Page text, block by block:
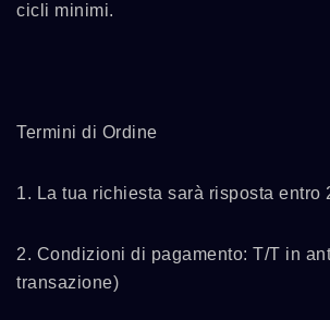
cicli minimi.
Termini di Ordine
1. La tua richiesta sarà risposta entro
2. Condizioni di pagamento: T/T in
transazione)